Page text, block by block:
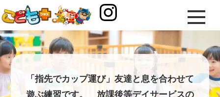
「指先でカップ運び」友達と息を合わせて
遊ぶ練習です。 放課後等デイサービスの